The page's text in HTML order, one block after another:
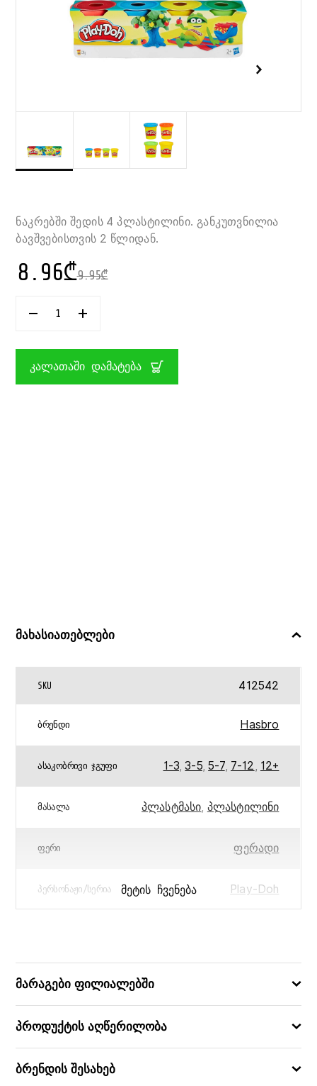
ნაკრებში შედის 4 პლასტილინი. განკუთვნილია
ბავშვებისთვის 2 წლიდან.
9.95₾
8.96₾
ᲠᲐᲝᲓᲔᲜᲝᲑᲐ:
1×4
PACK
DOH
ᲙᲐᲚᲐᲗᲐᲨᲘ ᲓᲐᲛᲐᲢᲔᲑᲐ
მახასიათებლები
SKU 412542
ᲑᲠᲔᲜᲓᲘ Hasbro
ᲐᲡᲐᲙᲝᲑᲠᲘᲕᲘ ᲯᲒᲣᲤᲘ 1-3,3-5,5-7, 7-12, 12+
ᲛᲐᲡᲐᲚᲐ პლასტმასი, პლასტილინი
ᲤᲔᲠᲘ ფერადი
ᲞᲔᲠᲡᲝᲜᲐᲟᲘ/ᲡᲔᲠᲘᲐ Play-Doh
ᲛᲔᲢᲘᲡ ᲩᲕᲔᲜᲔᲑᲐ
მარაგები ფილიალებში
პროდუქტის აღწერილობა
ბრენდის შესახებ